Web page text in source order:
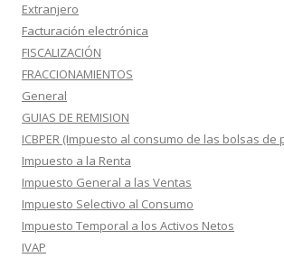
Extranjero
Facturación electrónica
FISCALIZACIÓN
FRACCIONAMIENTOS
General
GUIAS DE REMISION
ICBPER (Impuesto al consumo de las bolsas de
Impuesto a la Renta
Impuesto General a las Ventas
Impuesto Selectivo al Consumo
Impuesto Temporal a los Activos Netos
IVAP